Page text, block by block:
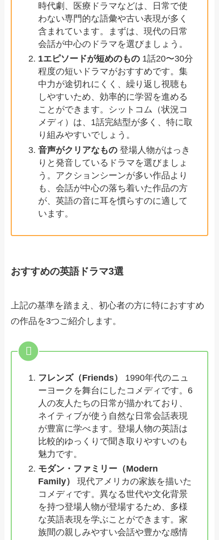
時代劇、医療ドラマなどは、日常で使
わない専門的な語彙や古い表現が多く
含まれています。まずは、現代の日常
会話が中心のドラマを選びましょう。
1エピソードが短めのもの 1話20〜30分
程度の短いドラマがおすすめです。集
中力が途切れにくく、繰り返し視聴も
しやすいため、効率的に学習を進める
ことができます。シットコム（状況コ
メディ）は、1話完結型が多く、特に取
り組みやすいでしょう。
音声がクリアなもの 登場人物がはっき
りと発音しているドラマを選びましょ
う。アクションシーンが多い作品より
も、会話が中心の落ち着いた作品の方
が、英語の音に耳を慣らすのに適して
います。
おすすめの英語ドラマ3選
上記の基準を踏まえ、初心者の方に特におすすめ
の作品を3つご紹介します。
フレンズ（Friends）
1990年代のニュ
ーヨークを舞台にしたコメディです。6
人の友人たちの日常が描かれており、
ネイティブが使う自然な日常会話表現
が豊富に学べます。登場人物の英語は
比較的ゆっくりで聞き取りやすいのも
魅力です。
モダン・ファミリー（Modern
Family）
現代アメリカの家族を描いた
コメディです。異なる世代や文化背景
を持つ登場人物が登場するため、多様
な英語表現を学ぶことができます。家
族間の親しみやすい会話や豊かな感情